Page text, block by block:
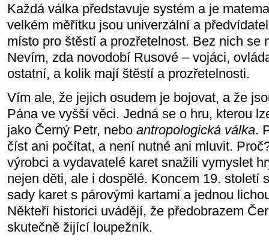
Každá válka představuje systém a je
velkém měřítku jsou univerzální a
místo pro štěstí a prozřetelnost. Bez nich se
Nevím, zda novodobí Rusové – vojáci,
ostatní, a kolik mají štěstí a prozřetelnosti.
Vím ale, že jejich osudem je bojovat, a že
Pána ve vyšší věci. Jedná se o hru, kterou
jako Černý Petr, nebo antropologická válka.
číst ani počítat, a není nutné ani mluvit.
výrobci a vydavatelé karet snažili vymyslet
nejen děti, ale i dospělé. Koncem 19. století
sady karet s párovými kartami a jednou
Někteří historici uvádějí, že předobrazem
skutečně žijící loupežník.